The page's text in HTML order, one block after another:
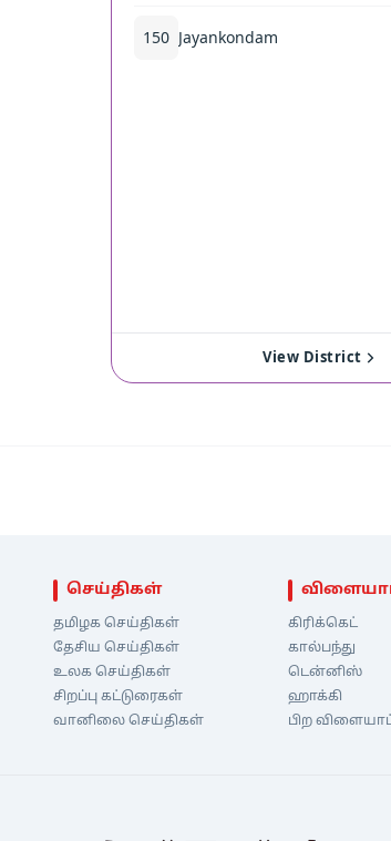
150 Jayankondam
View District
செய்திகள்
தமிழக செய்திகள்
தேசிய செய்திகள்
உலக செய்திகள்
சிறப்பு கட்டுரைகள்
வானிலை செய்திகள்
கிரிக்கெட்
கால்பந்து
டென்னிஸ்
ஹாக்கி
பிற